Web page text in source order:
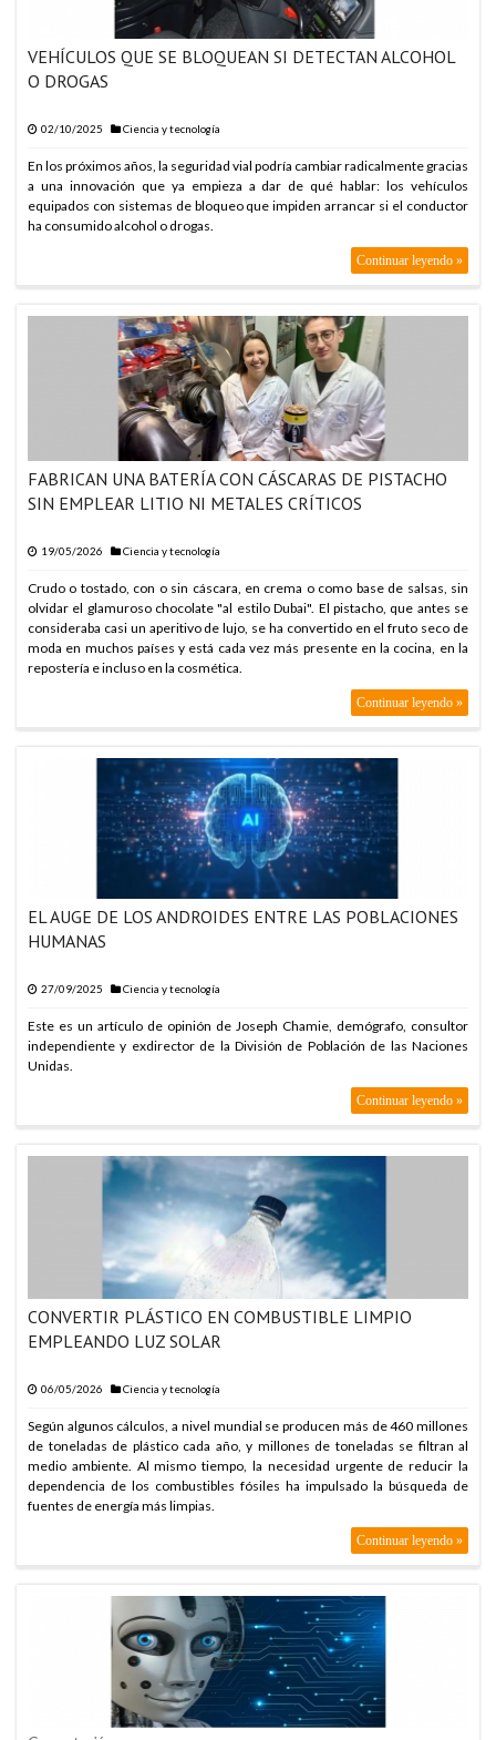
VEHÍCULOS QUE SE BLOQUEAN SI DETECTAN ALCOHOL
O DROGAS
02/10/2025 Ciencia y tecnología
En los próximos años, la seguridad vial podría cambiar radicalmente gracias
a una innovación que ya empieza a dar de qué hablar: los vehículos
equipados con sistemas de bloqueo que impiden arrancar si el conductor
ha consumido alcohol o drogas.
Continuar leyendo »
FABRICAN UNA BATERÍA CON CÁSCARAS DE PISTACHO
SIN EMPLEAR LITIO NI METALES CRÍTICOS
19/05/2026 Ciencia y tecnología
Crudo o tostado, con o sin cáscara, en crema o como base de salsas, sin
olvidar el glamuroso chocolate "al estilo Dubai". El pistacho, que antes se
consideraba casi un aperitivo de lujo, se ha convertido en el fruto seco de
moda en muchos países y está cada vez más presente en la cocina, en la
repostería e incluso en la cosmética.
Continuar leyendo »
EL AUGE DE LOS ANDROIDES ENTRE LAS POBLACIONES
HUMANAS
27/09/2025 Ciencia y tecnología
Este es un artículo de opinión de Joseph Chamie, demógrafo, consultor
independiente y exdirector de la División de Población de las Naciones
Unidas.
Continuar leyendo »
CONVERTIR PLÁSTICO EN COMBUSTIBLE LIMPIO
EMPLEANDO LUZ SOLAR
06/05/2026 Ciencia y tecnología
Según algunos cálculos, a nivel mundial se producen más de 460 millones
de toneladas de plástico cada año, y millones de toneladas se filtran al
medio ambiente. Al mismo tiempo, la necesidad urgente de reducir la
dependencia de los combustibles fósiles ha impulsado la búsqueda de
fuentes de energía más limpias.
Continuar leyendo »